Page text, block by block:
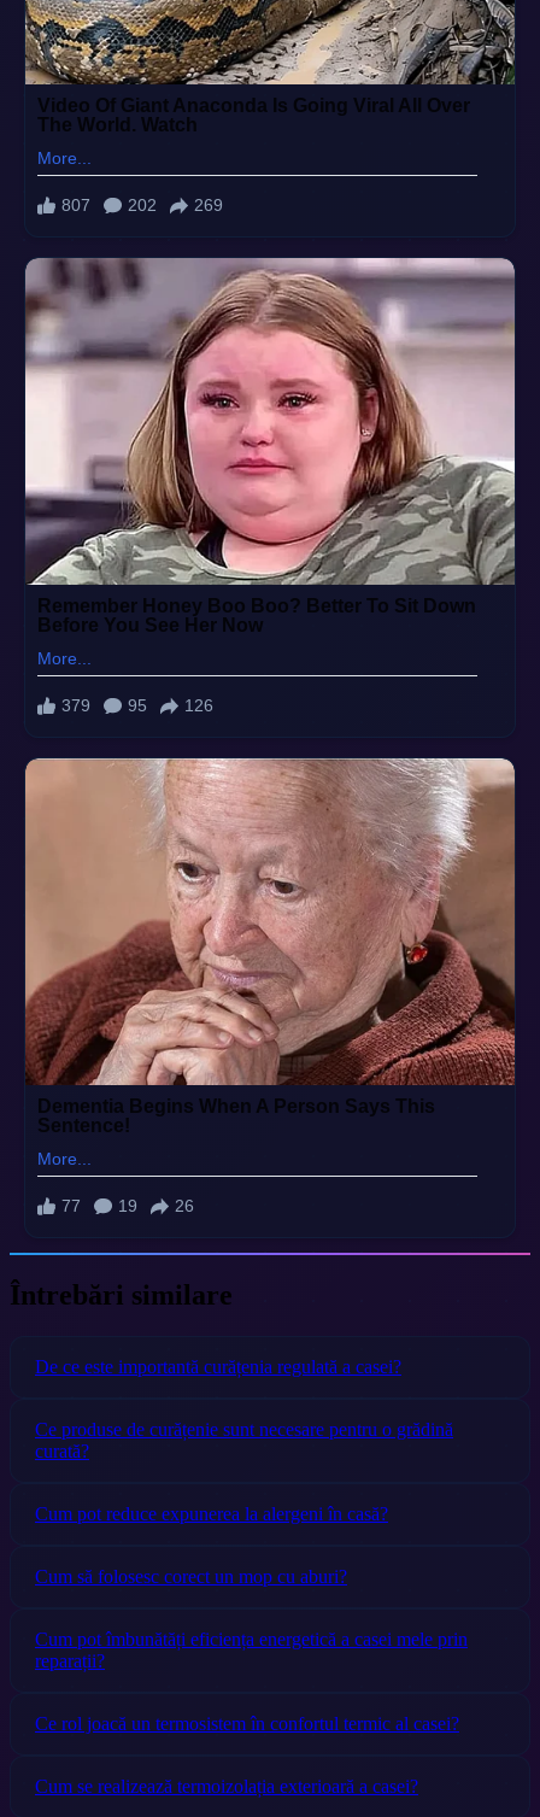
Întrebări similare
De ce este importantă curățenia regulată a casei?
Ce produse de curățenie sunt necesare pentru o grădină
curată?
Cum pot reduce expunerea la alergeni în casă?
Cum să folosesc corect un mop cu aburi?
Cum pot îmbunătăți eficiența energetică a casei mele prin
reparații?
Ce rol joacă un termosistem în confortul termic al casei?
Cum se realizează termoizolația exterioară a casei?